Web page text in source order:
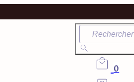
Rechercher
0